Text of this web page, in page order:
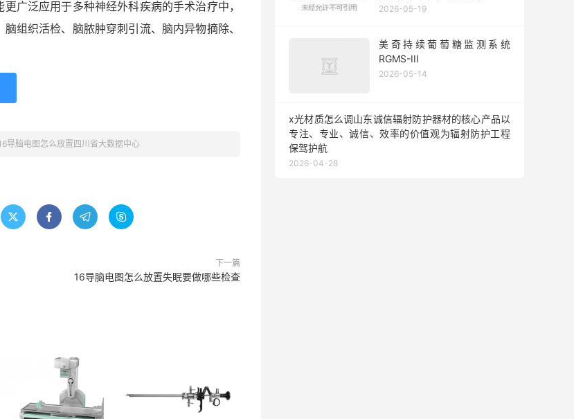
广泛应用于多种神经外科疾病的手术治疗中，
组织活检、脑脓肿穿刺引流、脑内异物摘除、
导脑电图怎么放置四川省大数据中心
   
下一篇
16导脑电图怎么放置失眠要做哪些检查
2026-05-19
美奇持续葡萄糖监测系统
RGMS-III
2026-05-14
x光材质怎么调山东诚信辐射防护器材的核心产品以
专注、专业、诚信、效率的价值观为辐射防护工程
保驾护航
2026-04-28